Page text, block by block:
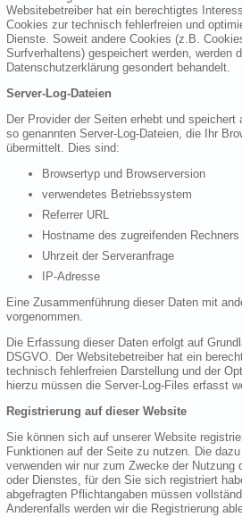
Websitebetreiber hat ein berechtigtes
Cookies zur technisch fehlerfreien und
Dienste. Soweit andere Cookies (z.B.
Surfverhaltens) gespeichert werden, werden
Datenschutzerklärung gesondert behandelt.
Server-Log-Dateien
Der Provider der Seiten erhebt und
so genannten Server-Log-Dateien, die Ihr
übermittelt. Dies sind:
Browsertyp und Browserversion
verwendetes Betriebssystem
Referrer URL
Hostname des zugreifenden Rechners
Uhrzeit der Serveranfrage
IP-Adresse
Eine Zusammenführung dieser Daten mit
vorgenommen.
Die Erfassung dieser Daten erfolgt auf
DSGVO. Der Websitebetreiber hat ein
technisch fehlerfreien Darstellung und der
hierzu müssen die Server-Log-Files erfasst
Registrierung auf dieser Website
Sie können sich auf unserer Website
Funktionen auf der Seite zu nutzen. Die
verwenden wir nur zum Zwecke der Nutzung
oder Dienstes, für den Sie sich registriert
abgefragten Pflichtangaben müssen
Anderenfalls werden wir die Registrierung